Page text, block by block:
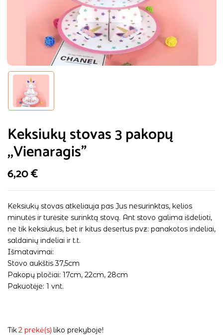
Keksiukų stovas 3 pakopų
,,Vienaragis”
6,20€
Keksiukų stovas atkeliauja pas Jus nesurinktas, kelios
minutės ir turėsite surinktą stovą. Ant stovo galima išdelioti,
ne tik keksiukus, bet ir kitus desertus pvz: panakotos indeliai,
saldainių indeliai ir t.t.
Išmatavimai:
Stovo aukštis 37,5cm
Pakopų pločiai: 17cm, 22cm, 28cm
Pakuotėje: 1 vnt.
Tik2 prekė(s) liko prekyboje!